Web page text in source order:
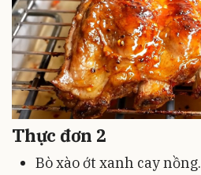
Thực đơn 2
Bò xào ớt xanh cay nồng.